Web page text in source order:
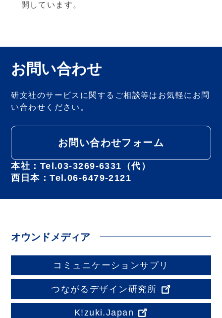
開しています。
お問い合わせ
研文社のサービスに関するご相談等は お気軽にお問
い合わせください。
お問い合わせフォーム
本社：Tel.03-3269-6331（代）
西日本：Tel.06-6479-2121
オウンドメディア
コミュニケーションサプリ
つながるデザイン研究所
K!zuki.Japan